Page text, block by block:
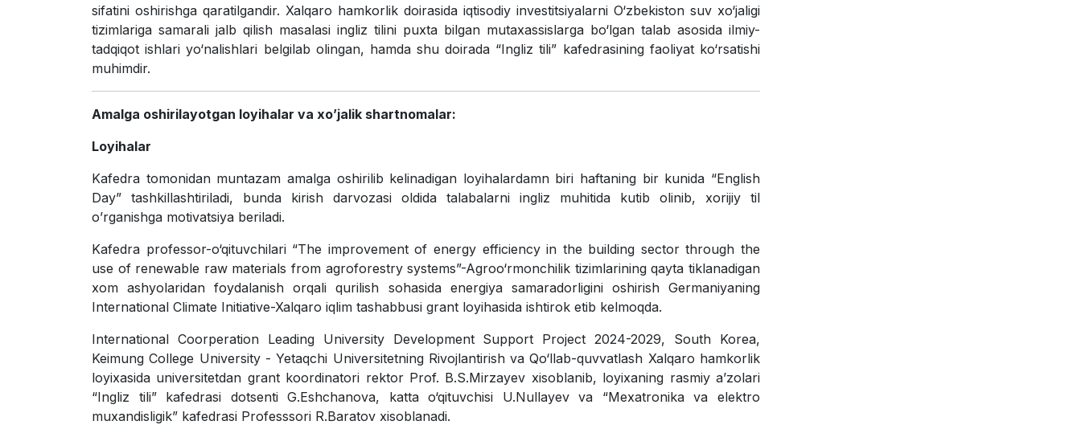
sifatini oshirishga qaratilgandir. Xalqaro hamkorlik doirasida iqtisodiy investitsiyalarni O‘zbekiston suv xo‘jaligi
tizimlariga samarali jalb qilish masalasi ingliz tilini puxta bilgan mutaxassislarga bo‘lgan talab asosida ilmiy-
tadqiqot ishlari yo‘nalishlari belgilab olingan, hamda shu doirada “Ingliz tili” kafedrasining faoliyat ko‘rsatishi
muhimdir.
Amalga oshirilayotgan loyihalar va xo’jalik shartnomalar:
Loyihalar
Kafedra tomonidan muntazam amalga oshirilib kelinadigan loyihalardamn biri haftaning bir kunida “English
Day” tashkillashtiriladi, bunda kirish darvozasi oldida talabalarni ingliz muhitida kutib olinib, xorijiy til
o’rganishga motivatsiya beriladi.
Kafedra professor-o‘qituvchilari “The improvement of energy efficiency in the building sector through the
use of renewable raw materials from agroforestry systems”-Agroo‘rmonchilik tizimlarining qayta tiklanadigan
xom ashyolaridan foydalanish orqali qurilish sohasida energiya samaradorligini oshirish Germaniyaning
International Climate Initiative-Xalqaro iqlim tashabbusi grant loyihasida ishtirok etib kelmoqda.
International Coorperation Leading University Development Support Project 2024-2029, South Korea,
Keimung College University - Yetaqchi Universitetning Rivojlantirish va Qo‘llab-quvvatlash Xalqaro hamkorlik
loyixasida universitetdan grant koordinatori rektor Prof. B.S.Mirzayev xisoblanib, loyixaning rasmiy a’zolari
“Ingliz tili” kafedrasi dotsenti G.Eshchanova, katta o‘qituvchisi U.Nullayev va “Mexatronika va elektro
muxandisligik” kafedrasi Professsori R.Baratov xisoblanadi.